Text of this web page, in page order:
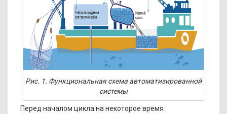
Рис. 1. Функциональная схема автоматизированной
системы
Перед началом цикла на некоторое время